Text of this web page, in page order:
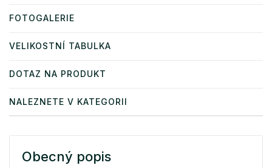
FOTOGALERIE
VELIKOSTNÍ TABULKA
DOTAZ NA PRODUKT
NALEZNETE V KATEGORII
Obecný popis